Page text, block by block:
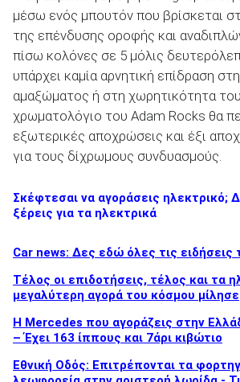
μέσω ενός μπουτόν που βρίσκεται
της επένδυσης οροφής και
πίσω κολόνες σε 5 μόλις
υπάρχει καμία αρνητική επίδραση
αμαξώματος ή στη χωρητικότητα
χρωματολόγιο του Adam Rocks θα
εξωτερικές αποχρώσεις και έξι
για τους δίχρωμους συνδυασμούς.
Σκέφτεσαι να αγοράσεις ηλεκτρικό;
ξέρεις για τα ηλεκτρικά
Car news: Δες εδώ όλες τις ειδήσεις
Τέλος οι επιδοτήσεις, τέλος και τα
μεγαλύτερη αγορά του κόσμου μίλησε
Η Mercedes που αγοράζεις στην
– Έχει 163 ίππους και 7άρι κιβώτιο
Εθνική Οδός: Επιτρέπονται τα